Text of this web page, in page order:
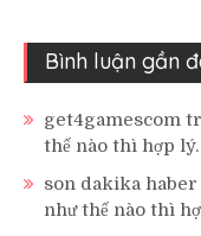
Bình luận gần
get4gamescom
thế nào thì hợp lý.
son dakika haber
như thế nào thì